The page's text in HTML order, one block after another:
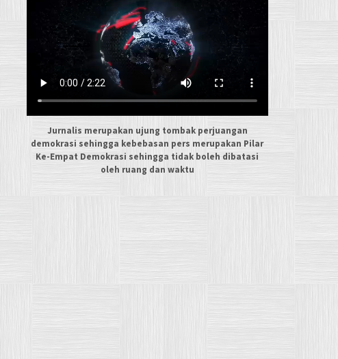
Jurnalis merupakan ujung tombak perjuangan
demokrasi sehingga kebebasan pers merupakan Pilar
Ke-Empat Demokrasi sehingga tidak boleh dibatasi
oleh ruang dan waktu